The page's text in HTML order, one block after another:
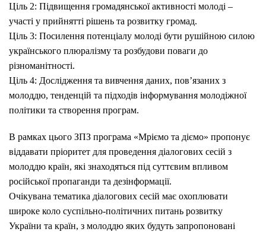
Ціль 2: Підвищення громадянської активності молоді –
участі у прийнятті рішень та розвитку громад.
Ціль 3: Посилення потенціалу молоді бути рушійною силою
українського плюралізму та розбудови поваги до
різноманітності.
Ціль 4: Дослідження та вивчення даних, пов’язаних з
молоддю, тенденцій та підходів інформування молодіжної
політики та створення програм.
В рамках цього ЗПЗ програма «Мріємо та діємо» пропонує
віддавати пріоритет для проведення діалогових сесій з
молоддю країн, які знаходяться під суттєвим впливом
російської пропаганди та дезінформації.
Очікувана тематика діалогових сесій має охоплювати
широке коло суспільно-політичних питань розвитку
України та країн, з молоддю яких будуть запропоновані